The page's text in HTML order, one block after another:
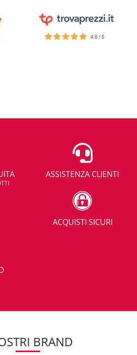
ASSISTENZA CLIENTI
ACQUISTI SICURI
BRAND